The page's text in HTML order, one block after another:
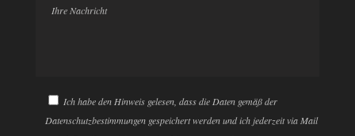
Ich habe den Hinweis gelesen, dass die Daten gemäß der
Datenschutzbestimmungen gespeichert werden und ich jederzeit via Mail